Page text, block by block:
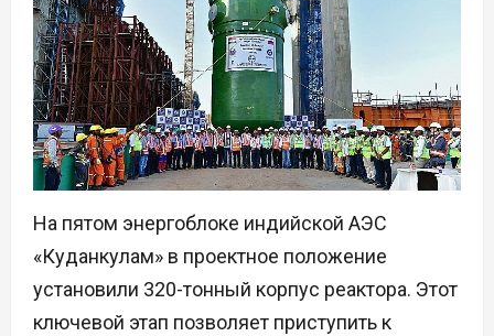
На пятом энергоблоке индийской АЭС
«Куданкулам» в проектное положение
установили 320-тонный корпус реактора. Этот
ключевой этап позволяет приступить к